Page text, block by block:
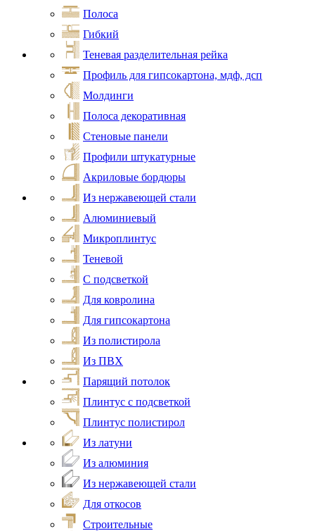
Полоса
Гибкий
Теневая разделительная рейка
Профиль для гипсокартона, мдф, дсп
Молдинги
Полоса декоративная
Стеновые панели
Профили штукатурные
Акриловые бордюры
Из нержавеющей стали
Алюминиевый
Микроплинтус
Теневой
С подсветкой
Для ковролина
Для гипсокартона
Из полистирола
Из ПВХ
Парящий потолок
Плинтус с подсветкой
Плинтус полистирол
Из латуни
Из алюминия
Из нержавеющей стали
Для откосов
Строительные